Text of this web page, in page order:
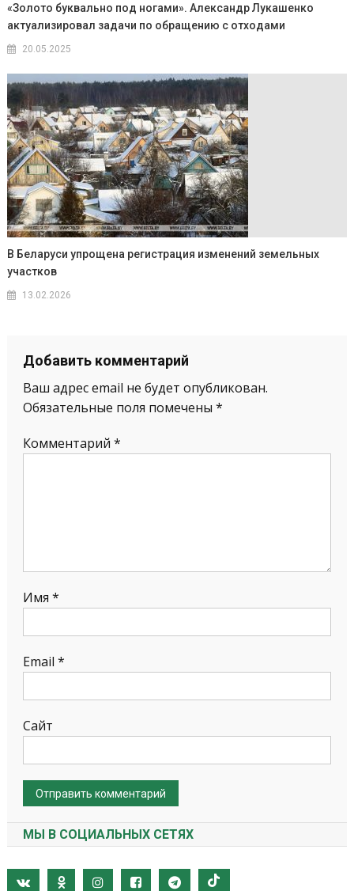
«Золото буквально под ногами». Александр Лукашенко
актуализировал задачи по обращению с отходами
20.05.2025
В Беларуси упрощена регистрация изменений земельных
участков
13.02.2026
Добавить комментарий
Ваш адрес email не будет опубликован.
Обязательные поля помечены *
Комментарий *
Имя *
Email *
Сайт
МЫ В СОЦИАЛЬНЫХ СЕТЯХ